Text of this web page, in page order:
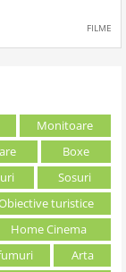
FILME
Monitoare
Boxe
Sosuri
turistice
Home Cinema
Arta